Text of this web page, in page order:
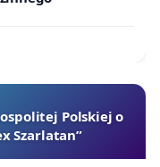
Polskiej o
Szarlatan”